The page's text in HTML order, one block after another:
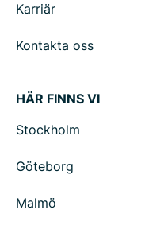
Karriär
Kontakta oss
HÄR FINNS VI
Stockholm
Göteborg
Malmö